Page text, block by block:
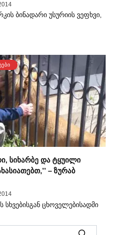
ბინადარი უსურიის ვეფხვი,
სიხარბე და ტყუილი
– ზურაბ
სხვებისგან ცხოველებისადმი